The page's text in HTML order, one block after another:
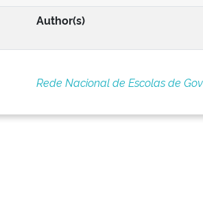
Author(s)
Rede Nacional de Escolas de